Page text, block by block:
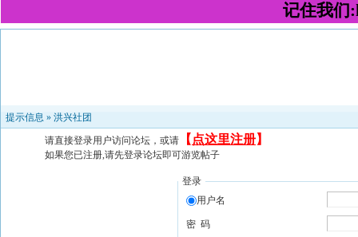
记住我们
提示信息 » 洪兴社团
请直接登录用户访问论坛，或请 【 点这里注册】
如果您已注册,请先登录论坛即可游览帖子
登录
用户名
密 码